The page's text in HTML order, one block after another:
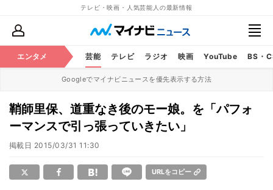
テレビ・映画・人気芸能人の最新情報
エンタメ 芸能 テレビ ラジオ 映画 YouTube BS・
Googleでマイナビニュースを優先表示する方法
鞘師里保、道重なき後のモー娘。を「パフォ
ーマンスで引っ張っていきたい」
掲載日 2015/03/31 11:30
URLをコピー